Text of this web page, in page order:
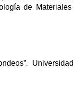
de Materiales
Universidad